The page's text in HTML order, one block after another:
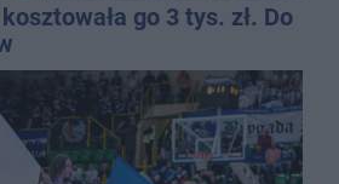
go 3 tys. zł. Do